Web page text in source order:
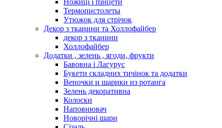
Ножиці і пінцети
Термопистолеты
Утюжок для стрічок
Декор з тканини та Холлофайбер
декор з тканини
Холлофайбер
Додатки , зелень , ягоди, фрукти
Бавовна і Лагурус
Букети складних тичінок та додатки
Веночки и шарики из ротанга
Зелень декоративна
Колоски
Наповнювач
Новорічні шари